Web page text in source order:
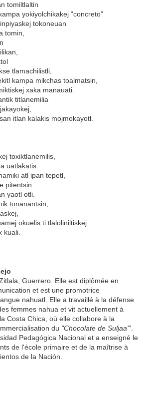
tomiltlaltin
yokiyolchikakej “concreto”
tokoneuan
tomin,
tlamachilistli,
kampa mikchas toalmatsin,
xaka manauati.
titlanemilia
itlan kalakis mojmokayotl.
toxiktlanemilis,
uatlakatis
atl ipan tepetl,
pitentsin
yaotl otli.
tonanantsin,
okuelis ti tlaloliniltiskej
kuali.
Guerrero. Elle est diplômée en
et est une promotrice
nahuatl. Elle a travaillé à la défense
femmes nahua et vit actuellement à
Costa Chica, où elle collabore à la
du "Chocolate de Suljaa'".
Pedagógica Nacional et a enseigné le
de l'école primaire et de la maîtrise à
de la Nación.